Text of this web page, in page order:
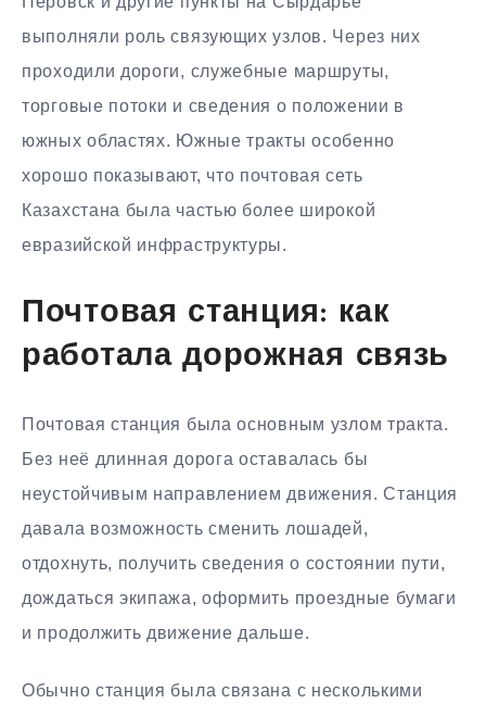
выполняли роль связующих узлов. Через них
проходили дороги, служебные маршруты,
торговые потоки и сведения о положении в
южных областях. Южные тракты особенно
хорошо показывают, что почтовая сеть
Казахстана была частью более широкой
евразийской инфраструктуры.
Почтовая станция: как
работала дорожная связь
Почтовая станция была основным узлом тракта.
Без неё длинная дорога оставалась бы
неустойчивым направлением движения. Станция
давала возможность сменить лошадей,
отдохнуть, получить сведения о состоянии пути,
дождаться экипажа, оформить проездные бумаги
и продолжить движение дальше.
Обычно станция была связана с несколькими